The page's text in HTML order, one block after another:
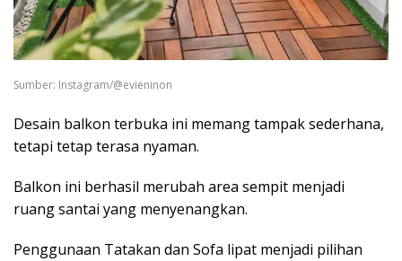
Sumber: Instagram/@evieninon
Desain balkon terbuka ini memang tampak sederhana,
tetapi tetap terasa nyaman.
Balkon ini berhasil merubah area sempit menjadi
ruang santai yang menyenangkan.
Penggunaan Tatakan dan Sofa lipat menjadi pilihan